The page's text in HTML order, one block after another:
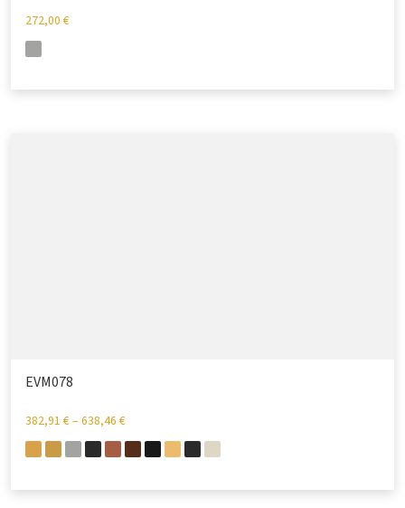
272,00 €
EVM078
382,91 €– 638,46 €